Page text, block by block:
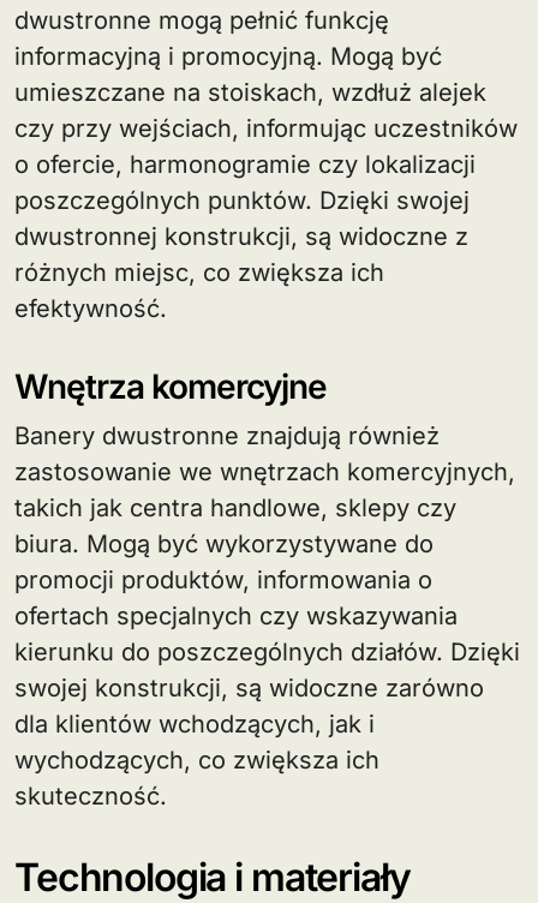
dwustronne mogą pełnić funkcję
informacyjną i promocyjną. Mogą być
umieszczane na stoiskach, wzdłuż alejek
czy przy wejściach, informując uczestników
o ofercie, harmonogramie czy lokalizacji
poszczególnych punktów. Dzięki swojej
dwustronnej konstrukcji, są widoczne z
różnych miejsc, co zwiększa ich
efektywność.
Wnętrza komercyjne
Banery dwustronne znajdują również
zastosowanie we wnętrzach komercyjnych,
takich jak centra handlowe, sklepy czy
biura. Mogą być wykorzystywane do
promocji produktów, informowania o
ofertach specjalnych czy wskazywania
kierunku do poszczególnych działów. Dzięki
swojej konstrukcji, są widoczne zarówno
dla klientów wchodzących, jak i
wychodzących, co zwiększa ich
skuteczność.
Technologia i materiały